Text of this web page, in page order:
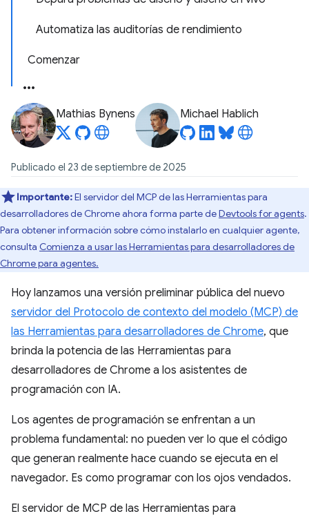
Automatiza las auditorías de rendimiento
Comenzar
Mathias Bynens Michael Hablich
Publicado el 23 de septiembre de 2025
Importante:El servidor del MCP de las Herramientas para
desarrolladores de Chrome ahora forma parte deDevtools for agents.
Para obtener información sobre cómo instalarlo en cualquier agente,
consulta Comienza a usar las Herramientas para desarrolladores de
Chrome para agentes.
Hoy lanzamos una versión preliminar pública del nuevo
servidor del Protocolo de contexto del modelo (MCP) de
las Herramientas para desarrolladores de Chrome, que
brinda la potencia de las Herramientas para
desarrolladores de Chrome a los asistentes de
programación con IA.
Los agentes de programación se enfrentan a un
problema fundamental: no pueden ver lo que el código
que generan realmente hace cuando se ejecuta en el
navegador. Es como programar con los ojos vendados.
El servidor de MCP de las Herramientas para